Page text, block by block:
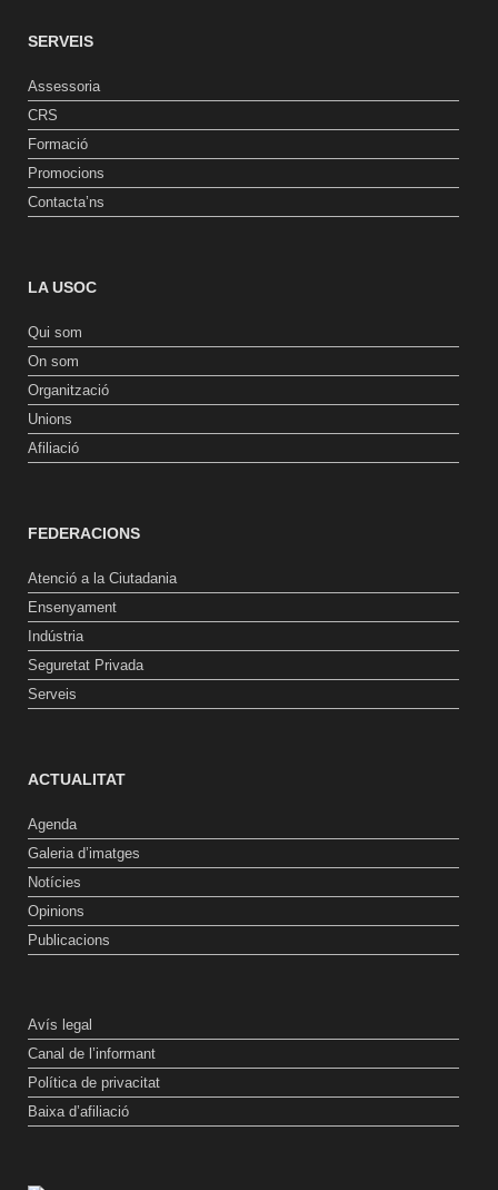
SERVEIS
Assessoria
CRS
Formació
Promocions
Contacta’ns
LA USOC
Qui som
On som
Organització
Unions
Afiliació
FEDERACIONS
Atenció a la Ciutadania
Ensenyament
Indústria
Seguretat Privada
Serveis
ACTUALITAT
Agenda
Galeria d’imatges
Notícies
Opinions
Publicacions
Avís legal
Canal de l’informant
Política de privacitat
Baixa d’afiliació